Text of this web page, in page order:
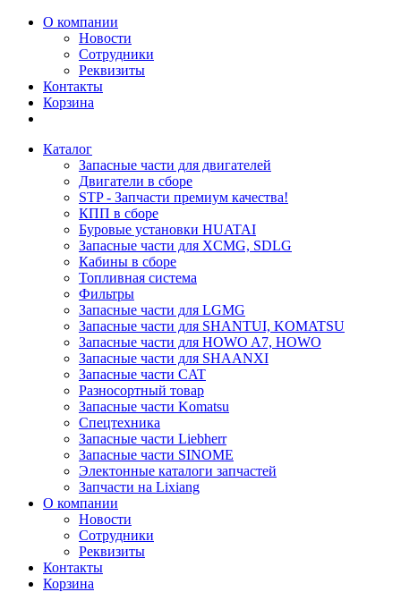
О компании
Новости
Сотрудники
Реквизиты
Контакты
Корзина
Каталог
Запасные части для двигателей
Двигатели в сборе
STP - Запчасти премиум качества!
КПП в сборе
Буровые установки HUATAI
Запасные части для XCMG, SDLG
Кабины в сборе
Топливная система
Фильтры
Запасные части для LGMG
Запасные части для SHANTUI, KOMATSU
Запасные части для HOWO A7, HOWO
Запасные части для SHAANXI
Запасные части CAT
Разносортный товар
Запасные части Komatsu
Спецтехника
Запасные части Liebherr
Запасные части SINOME
Электонные каталоги запчастей
Запчасти на Lixiang
О компании
Новости
Сотрудники
Реквизиты
Контакты
Корзина